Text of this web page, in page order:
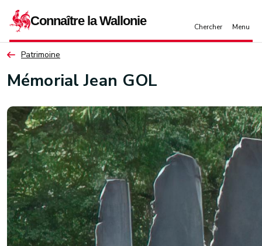
Patrimoine
Mémorial Jean GOL